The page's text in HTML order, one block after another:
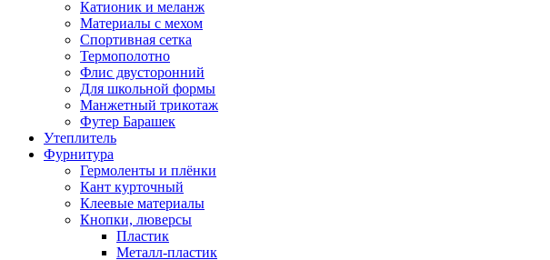
Катионик и меланж
Материалы с мехом
Спортивная сетка
Термополотно
Флис двусторонний
Для школьной формы
Манжетный трикотаж
Футер Барашек
Утеплитель
Фурнитура
Гермоленты и плёнки
Кант курточный
Клеевые материалы
Кнопки, люверсы
Пластик
Металл-пластик